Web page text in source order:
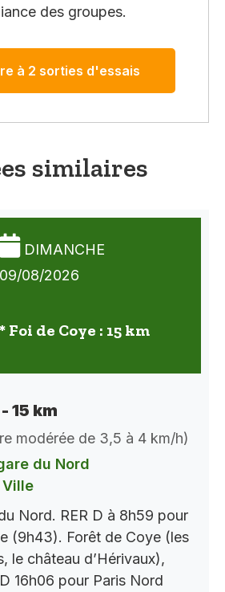
des groupes.
à 2 sorties d'essais
similaires
DIMANCHE
09/08/2026
* Foi de Coye : 15 km
15 km
modérée de 3,5 à 4 km/h)
du Nord
Ville
Nord. RER D à 8h59 pour
(9h43). Forêt de Coye (les
le château d’Hérivaux),
16h06 pour Paris Nord